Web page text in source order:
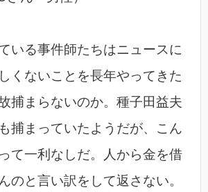
いる事件師たちはニュースに
くないことを長年やってきた
捕まらないのか。種子田益夫
捕まっていたようだが、こん
て一利なしだ。人から金を借
のと言い訳をして返さない。